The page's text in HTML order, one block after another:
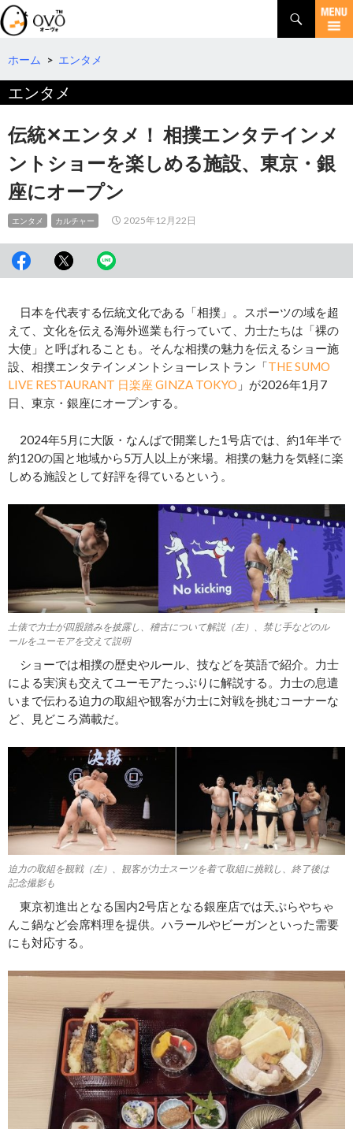
検
索
コ
テ
へ
ホーム > エンタメ
エンタメ
伝統✕エンタメ！ 相撲エンタテインメ
ントショーを楽しめる施設、東京・銀
座にオープン
エンタメ カルチャー 2025年12月22日
日本を代表する伝統文化である「相撲」。スポーツの域を超
えて、文化を伝える海外巡業も行っていて、力士たちは「裸の
大使」と呼ばれることも。そんな相撲の魅力を伝えるショー施
設、相撲エンタテインメントショーレストラン「THE SUMO
LIVE RESTAURANT 日楽座 GINZA TOKYO 」が2026年1月7
日、東京・銀座にオープンする。
2024年5月に大阪・なんばで開業した1号店では、約1年半で
約120の国と地域から5万人以上が来場。相撲の魅力を気軽に楽
しめる施設として好評を得ているという。
土俵で力士が四股踏みを披露し、稽古について解説（左）、禁じ手などのル
ールをユーモアを交えて説明
ショーでは相撲の歴史やルール、技などを英語で紹介。力士
による実演も交えてユーモアたっぷりに解説する。力士の息遣
いまで伝わる迫力の取組や観客が力士に対戦を挑むコーナーな
ど、見どころ満載だ。
迫力の取組を観戦（左）、観客が力士スーツを着て取組に挑戦し、終了後は
記念撮影も
東京初進出となる国内2号店となる銀座店では天ぷらやちゃ
んこ鍋など会席料理を提供。ハラールやビーガンといった需要
にも対応する。